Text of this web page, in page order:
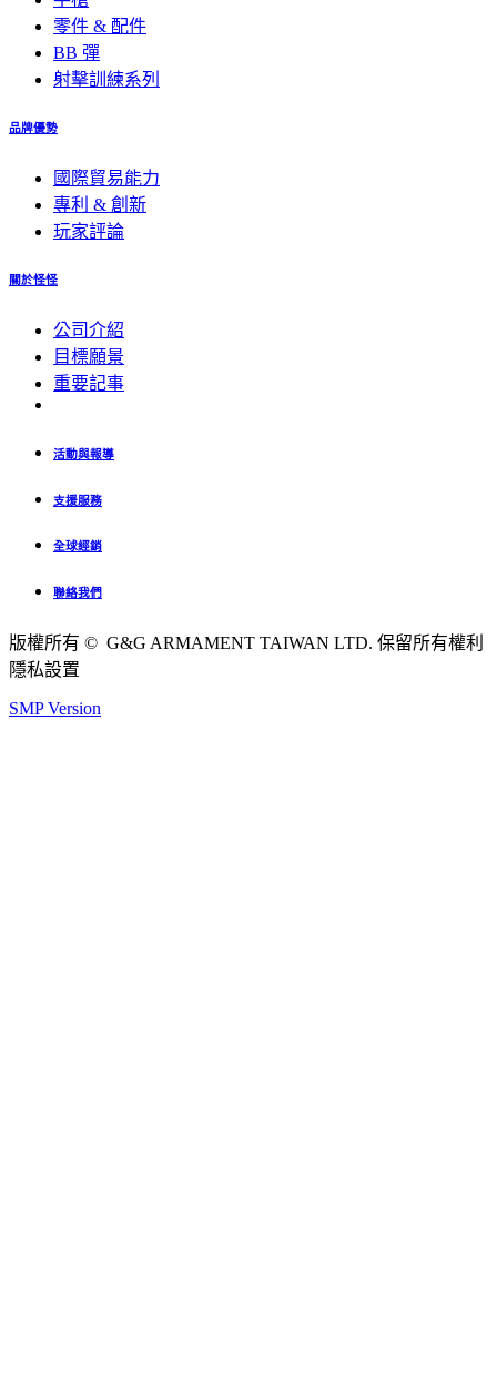
零件 & 配件
BB 彈
射擊訓練系列
品牌優勢
國際貿易能力
專利 & 創新
玩家評論
關於怪怪
公司介紹
目標願景
重要記事
活動與報導
支援服務
全球經銷
聯絡我們
版權所有 © G&G ARMAMENT TAIWAN LTD. 保留所有權利
隱私設置
SMP Version